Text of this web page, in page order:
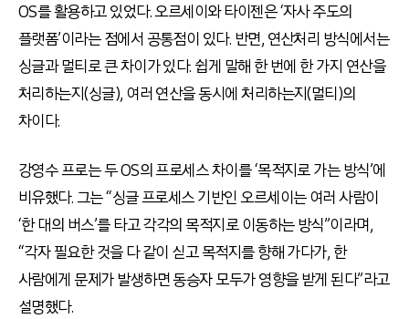
OS를 활용하고 있었다. 오르세이와 타이젠은 ‘자사 주도의
플랫폼’이라는 점에서 공통점이 있다. 반면, 연산처리 방식에서는
싱글과 멀티로 큰 차이가 있다. 쉽게 말해 한 번에 한 가지 연산을
처리하는지(싱글), 여러 연산을 동시에 처리하는지(멀티)의
차이다.
강영수 프로는 두 OS의 프로세스 차이를 ‘목적지로 가는 방식’에
비유했다. 그는 “싱글 프로세스 기반인 오르세이는 여러 사람이
‘한 대의 버스’를 타고 각각의 목적지로 이동하는 방식”이라며,
“각자 필요한 것을 다 같이 싣고 목적지를 향해 가다가, 한
사람에게 문제가 발생하면 동승자 모두가 영향을 받게 된다”라고
설명했다.